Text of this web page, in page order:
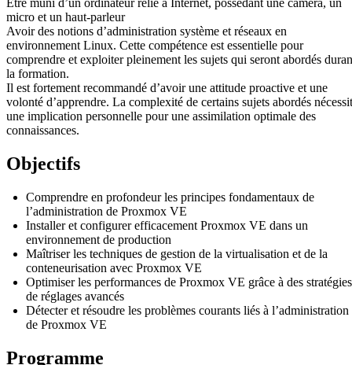
Être muni d’un ordinateur relié à Internet, possédant une caméra, un
micro et un haut-parleur
Avoir des notions d’administration système et réseaux en
environnement Linux. Cette compétence est essentielle pour
comprendre et exploiter pleinement les sujets qui seront abordés
la formation.
Il est fortement recommandé d’avoir une attitude proactive et une
volonté d’apprendre. La complexité de certains sujets abordés
une implication personnelle pour une assimilation optimale des
connaissances.
Objectifs
Comprendre en profondeur les principes fondamentaux de
l’administration de Proxmox VE
Installer et configurer efficacement Proxmox VE dans un
environnement de production
Maîtriser les techniques de gestion de la virtualisation et de la
conteneurisation avec Proxmox VE
Optimiser les performances de Proxmox VE grâce à des stratégies
de réglages avancés
Détecter et résoudre les problèmes courants liés à l’administration
de Proxmox VE
Programme